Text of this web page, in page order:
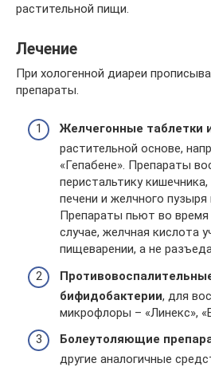
растительной пищи.
Лечение
При хологенной диареи
препараты.
Желчегонные таблетки
растительной основе,
«Гепабене». Препараты
перистальтику
печени и желчного
Препараты пьют во
случае, желчная кислота
пищеварении, а не
бифидобактерии, для
микрофлоры – «Линекс»,
Болеутоляющие
другие аналогичные